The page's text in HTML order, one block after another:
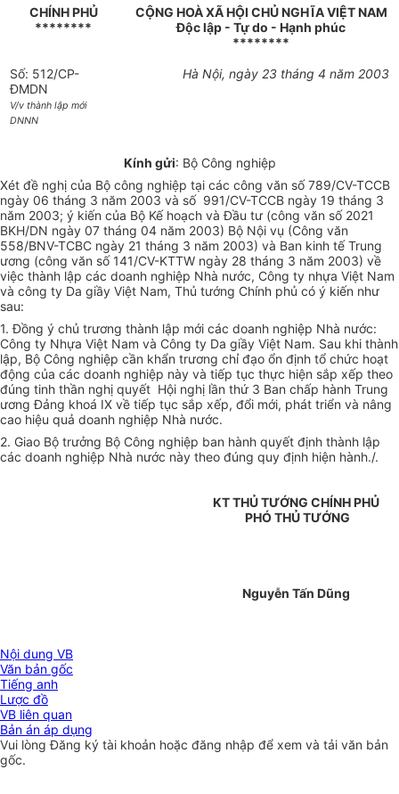
CHÍNH PHỦ
********
CỘNG HOÀ XÃ HỘI CHỦ NGHĨA VIỆT NAM
Độc lập - Tự do - Hạnh phúc
********
Số: 512/CP-
ĐMDN
V/v thành lập mới
DNNN
Hà Nội, ngày 23 tháng 4 năm 2003
Kính gửi: Bộ Công nghiệp
Xét đề nghị của Bộ công nghiệp tại các công văn số 789/CV-TCCB
ngày 06 tháng 3 năm 2003 và số 991/CV-TCCB ngày 19 tháng 3
năm 2003; ý kiến của Bộ Kế hoạch và Đầu tư (công văn số 2021
BKH/DN ngày 07 tháng 04 năm 2003) Bộ Nội vụ (Công văn
558/BNV-TCBC ngày 21 tháng 3 năm 2003) và Ban kinh tế Trung
ương (công văn số 141/CV-KTTW ngày 28 tháng 3 năm 2003) về
việc thành lập các doanh nghiệp Nhà nước, Công ty nhựa Việt Nam
và công ty Da giầy Việt Nam, Thủ tướng Chính phủ có ý kiến như
sau:
1. Đồng ý chủ trương thành lập mới các doanh nghiệp Nhà nước:
Công ty Nhựa Việt Nam và Công ty Da giầy Việt Nam. Sau khi thành
lập, Bộ Công nghiệp cần khẩn trương chỉ đạo ổn định tổ chức hoạt
động của các doanh nghiệp này và tiếp tục thực hiện sắp xếp theo
đúng tinh thần nghị quyết Hội nghị lần thứ 3 Ban chấp hành Trung
ương Đảng khoá IX về tiếp tục sắp xếp, đổi mới, phát triển và nâng
cao hiệu quả doanh nghiệp Nhà nước.
2. Giao Bộ trưởng Bộ Công nghiệp ban hành quyết định thành lập
các doanh nghiệp Nhà nước này theo đúng quy định hiện hành./.
KT THỦ TƯỚNG CHÍNH PHỦ
PHÓ THỦ TƯỚNG
Nguyễn Tấn Dũng
Nội dung VB
Văn bản gốc
Tiếng anh
Lược đồ
VB liên quan
Bản án áp dụng
Vui lòngĐăng ký tài khoản hoặc đăng nhập để xem và tải văn bản
gốc.